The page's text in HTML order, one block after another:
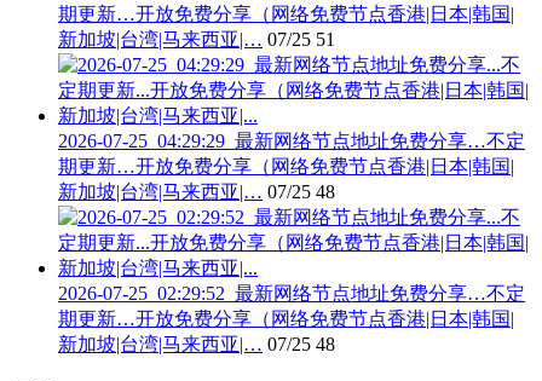
期更新…开放免费分享（网络免费节点香港|日本|韩国|
新加坡|台湾|马来西亚|… 07/25 51
2026-07-25_04:29:29_最新网络节点地址免费分享…不定
期更新…开放免费分享（网络免费节点香港|日本|韩国|
新加坡|台湾|马来西亚|… 07/25 48
2026-07-25_02:29:52_最新网络节点地址免费分享…不定
期更新…开放免费分享（网络免费节点香港|日本|韩国|
新加坡|台湾|马来西亚|… 07/25 48